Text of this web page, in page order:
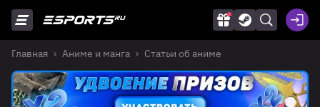
Главная Аниме и манга Статьи об аниме